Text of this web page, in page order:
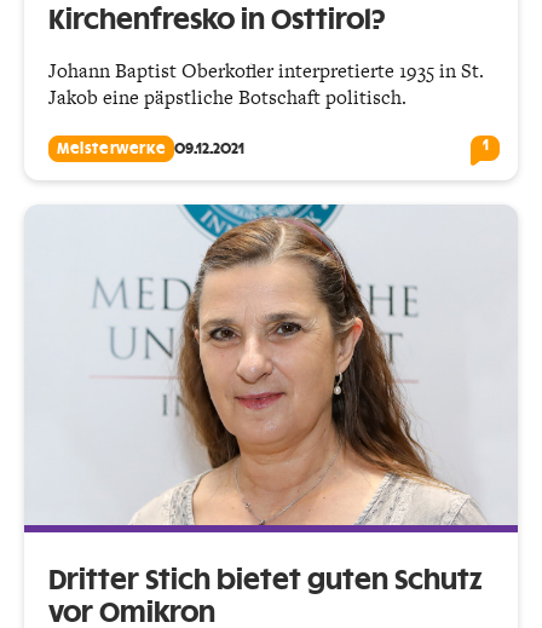
Kirchenfresko in Osttirol?
Johann Baptist Oberkofler interpretierte 1935 in St.
Jakob eine päpstliche Botschaft politisch.
Meisterwerke 09.12.2021 1
Dritter Stich bietet guten Schutz
vor Omikron